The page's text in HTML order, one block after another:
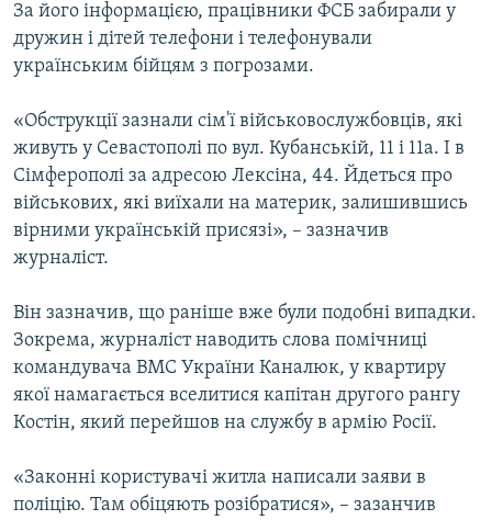
За його інформацією, працівники ФСБ забирали у
дружин і дітей телефони і телефонували
українським бійцям з погрозами.
«Обструкції зазнали сім'ї військовослужбовців, які
живуть у Севастополі по вул. Кубанській, 11 і 11а. І в
Сімферополі за адресою Лексіна, 44. Йдеться про
військових, які виїхали на материк, залишившись
вірними українській присязі», – зазначив
журналіст.
Він зазначив, що раніше вже були подобні випадки.
Зокрема, журналіст наводить слова помічниці
командувача ВМС України Каналюк, у квартиру
якої намагається вселитися капітан другого рангу
Костін, який перейшов на службу в армію Росії.
«Законні користувачі житла написали заяви в
поліцію. Там обіцяють розібратися», – зазанчив